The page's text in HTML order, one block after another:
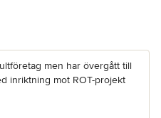
men har övergått till
inriktning mot ROT-projekt